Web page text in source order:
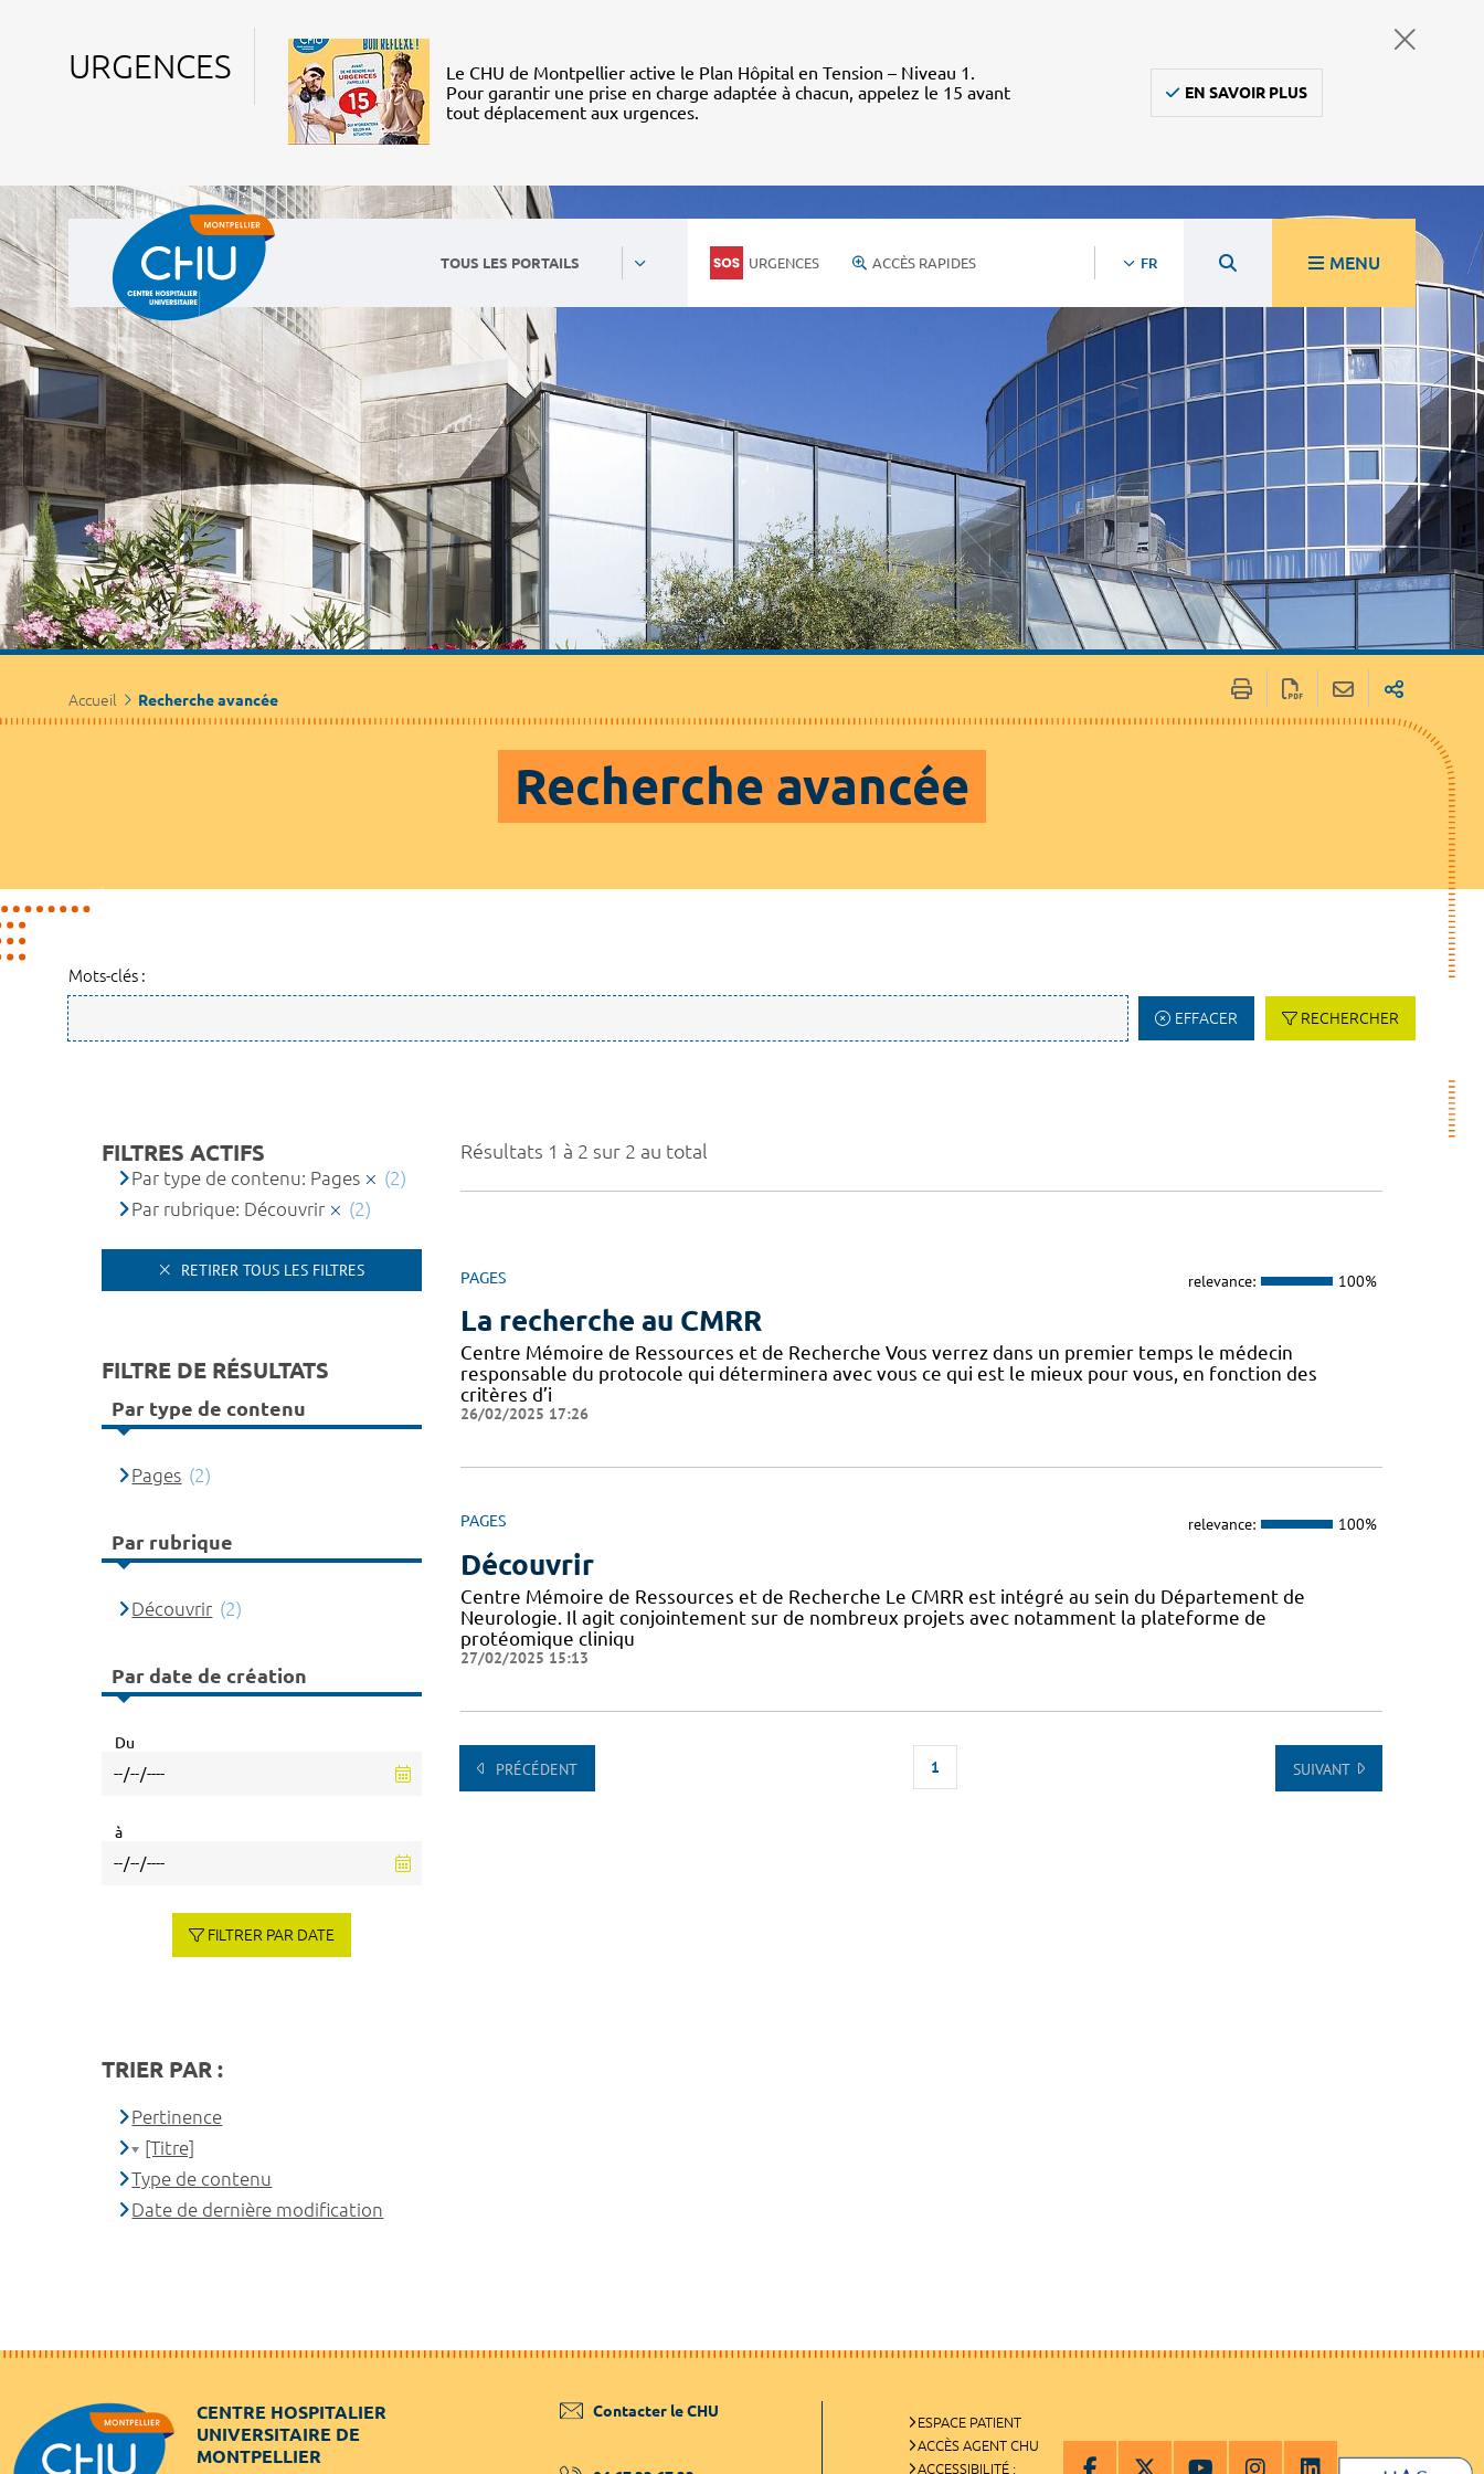
URGENCES
Le CHU de Montpellier active le Plan Hôpital en Tension – Niveau 1.
Pour garantir une prise en charge adaptée à chacun, appelez le 15 avant
tout déplacement aux urgences.
EN SAVOIR PLUS
TOUS LES PORTAILS URGENCES ACCÈS RAPIDES FR MENU
Accueil Recherche avancée
Recherche avancée
Mots-clés :
EFFACER RECHERCHER
Résultats 1 à 2 sur 2 au total
PAGES relevance: 100%
La recherche au CMRR
Centre Mémoire de Ressources et de Recherche Vous verrez dans un premier temps le médecin
responsable du protocole qui déterminera avec vous ce qui est le mieux pour vous, en fonction des
critères d’i
26/02/2025 17:26
PAGES relevance: 100%
Découvrir
Centre Mémoire de Ressources et de Recherche Le CMRR est intégré au sein du Département de
Neurologie. Il agit conjointement sur de nombreux projets avec notamment la plateforme de
protéomique cliniqu
27/02/2025 15:13
PRÉCÉDENT 1 SUIVANT
FILTRES ACTIFS
Par type de contenu: Pages
(2)
Par rubrique: Découvrir
(2)
RETIRER TOUS LES FILTRES
FILTRE DE RÉSULTATS
Par type de contenu
Pages (2)
Par rubrique
Découvrir (2)
Par date de création
Du
à
FILTRER PAR DATE
TRIER PAR :
Pertinence
[Titre]
Type de contenu
Date de dernière modification
CENTRE HOSPITALIER
UNIVERSITAIRE DE
MONTPELLIER
Contacter le CHU
ESPACE PATIENT
ACCÈS AGENT CHU
ACCESSIBILITÉ :